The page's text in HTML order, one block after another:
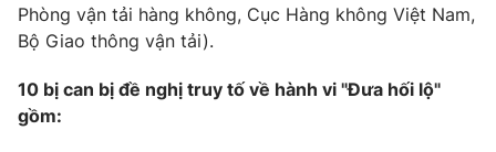
Ðiện thoại Thời báo VTV:024.66 897 897
Email:toasoan@vtv.vn
Phòng vận tải hàng không, Cục Hàng không Việt Nam,
Bộ Giao thông vận tải).
10 bị can bị đề nghị truy tố về hành vi "Đưa hối lộ"
gồm: